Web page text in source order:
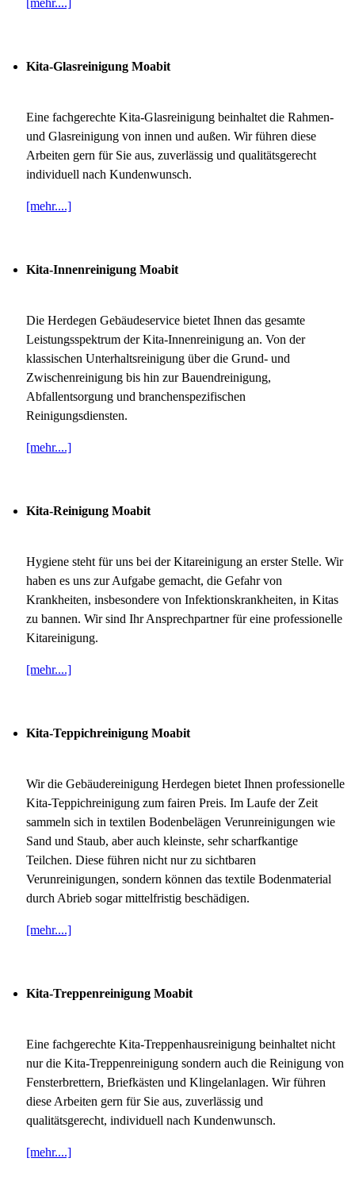
Kita-Glasreinigung Moabit
Eine fachgerechte Kita-Glasreinigung beinhaltet die Rahmen-
und Glasreinigung von innen und außen. Wir führen diese
Arbeiten gern für Sie aus, zuverlässig und qualitätsgerecht
individuell nach Kundenwunsch.
[mehr....]
Kita-Innenreinigung Moabit
Die Herdegen Gebäudeservice bietet Ihnen das gesamte
Leistungsspektrum der Kita-Innenreinigung an. Von der
klassischen Unterhaltsreinigung über die Grund- und
Zwischenreinigung bis hin zur Bauendreinigung,
Abfallentsorgung und branchenspezifischen
Reinigungsdiensten.
[mehr....]
Kita-Reinigung Moabit
Hygiene steht für uns bei der Kitareinigung an erster Stelle. Wir
haben es uns zur Aufgabe gemacht, die Gefahr von
Krankheiten, insbesondere von Infektionskrankheiten, in Kitas
zu bannen. Wir sind Ihr Ansprechpartner für eine professionelle
Kitareinigung.
[mehr....]
Kita-Teppichreinigung Moabit
Wir die Gebäudereinigung Herdegen bietet Ihnen professionelle
Kita-Teppichreinigung zum fairen Preis. Im Laufe der Zeit
sammeln sich in textilen Bodenbelägen Verunreinigungen wie
Sand und Staub, aber auch kleinste, sehr scharfkantige
Teilchen. Diese führen nicht nur zu sichtbaren
Verunreinigungen, sondern können das textile Bodenmaterial
durch Abrieb sogar mittelfristig beschädigen.
[mehr....]
Kita-Treppenreinigung Moabit
Eine fachgerechte Kita-Treppenhausreinigung beinhaltet nicht
nur die Kita-Treppenreinigung sondern auch die Reinigung von
Fensterbrettern, Briefkästen und Klingelanlagen. Wir führen
diese Arbeiten gern für Sie aus, zuverlässig und
qualitätsgerecht, individuell nach Kundenwunsch.
[mehr....]